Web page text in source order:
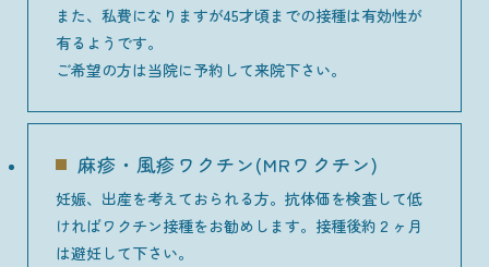
また、私費になりますが45才頃までの接種は有効性が
有るようです。
ご希望の方は当院に予約して来院下さい。
麻疹・風疹ワクチン(MRワクチン)
妊娠、出産を考えておられる方。抗体価を検査して低
ければワクチン接種をお勧めします。接種後約２ヶ月
は避妊して下さい。